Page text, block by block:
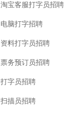
淘宝客服打字员招聘
电脑打字招聘
资料打字员招聘
票务预订员招聘
打字员招聘
扫描员招聘